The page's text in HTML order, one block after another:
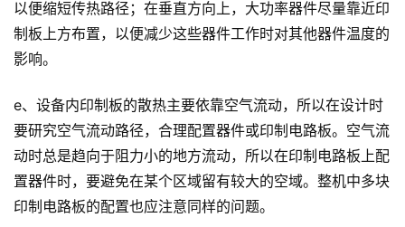
以便缩短传热路径；在垂直方向上，大功率器件尽量靠近印
制板上方布置，以便减少这些器件工作时对其他器件温度的
影响。
e、设备内印制板的散热主要依靠空气流动，所以在设计时
要研究空气流动路径，合理配置器件或印制电路板。空气流
动时总是趋向于阻力小的地方流动，所以在印制电路板上配
置器件时，要避免在某个区域留有较大的空域。整机中多块
印制电路板的配置也应注意同样的问题。